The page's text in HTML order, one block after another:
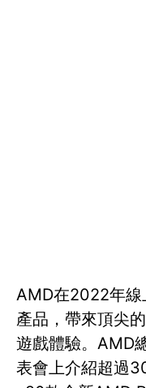
AMD在2022年線
產品，帶來頂尖
遊戲體驗。AMD
表會上介紹超過